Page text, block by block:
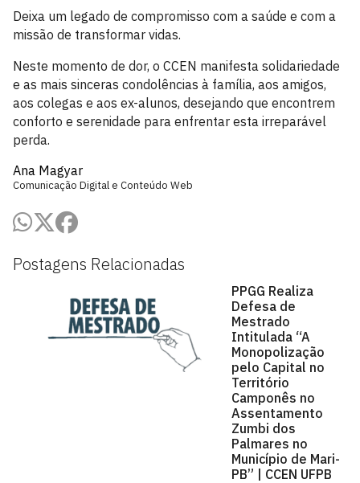
Postagens Relacionadas
PPGG Realiza
Defesa de
Mestrado
Intitulada “A
Monopolização
pelo Capital no
Território
Camponês no
Assentamento
Zumbi dos
Palmares no
Município de Mari-
PB” | CCEN UFPB
Deixa um legado de compromisso com a saúde e com a
missão de transformar vidas.
Neste momento de dor, o CCEN manifesta solidariedade
e as mais sinceras condolências à família, aos amigos,
aos colegas e aos ex-alunos, desejando que encontrem
conforto e serenidade para enfrentar esta irreparável
perda.
Ana Magyar
Comunicação Digital e Conteúdo Web